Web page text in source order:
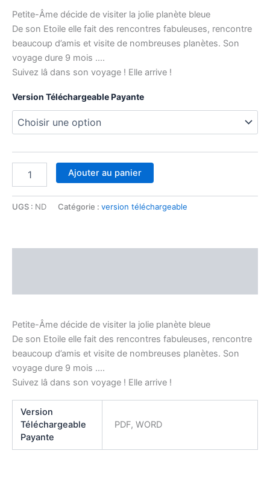
Petite-Âme décide de visiter la jolie planète bleue
De son Etoile elle fait des rencontres fabuleuses, rencontre
beaucoup d’amis et visite de nombreuses planètes. Son
voyage dure 9 mois ….
Suivez lâ dans son voyage ! Elle arrive !
Version Téléchargeable Payante
Ajouter au panier
UGS : ND Catégorie : version téléchargeable
Petite-Âme décide de visiter la jolie planète bleue
De son Etoile elle fait des rencontres fabuleuses, rencontre
beaucoup d’amis et visite de nombreuses planètes. Son
voyage dure 9 mois ….
Suivez lâ dans son voyage ! Elle arrive !
Version
Téléchargeable
Payante
PDF, WORD